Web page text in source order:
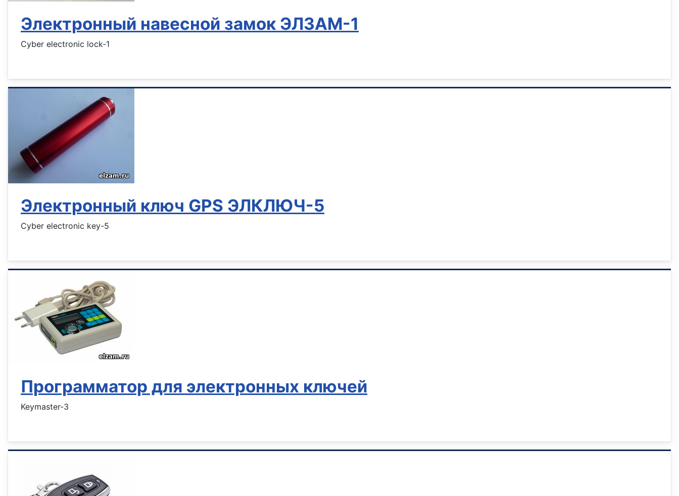
Электронный навесной замок ЭЛЗАМ-1
Cyber electronic lock-1
Электронный ключ GPS ЭЛКЛЮЧ-5
Cyber electronic key-5
Программатор для электронных ключей
Keymaster-3